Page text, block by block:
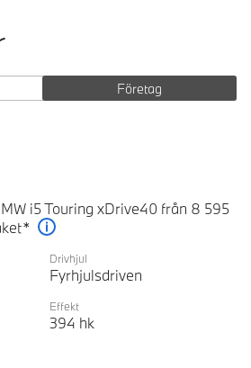
Företag
i5 Touring xDrive40 från 8 595
Drivhjul
Fyrhjulsdriven
Effekt
394 hk